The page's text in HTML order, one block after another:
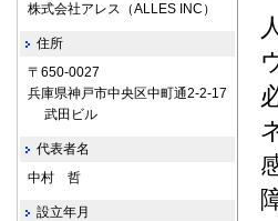
株式会社アレス（ALLES INC）
住所
〒650-0027
兵庫県神戸市中央区中町通2-2-17
武田ビル
代表者名
中村 哲
設立年月